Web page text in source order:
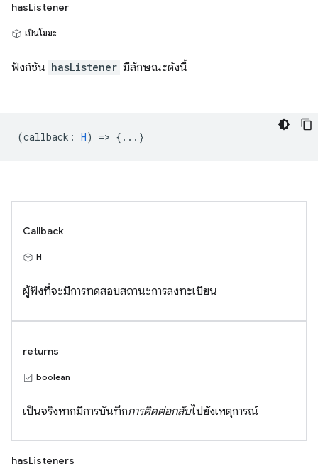
hasListener
เป็นโมฆะ
ฟังก์ชัน hasListener มีลักษณะดังนี้
(callback : H) => {...}
Callback
H
ผู้ฟังที่จะมีการทดสอบสถานะการลงทะเบียน
returns
boolean
เป็นจริงหากมีการบันทึกการติดต่อกลับไปยังเหตุการณ์
hasListeners